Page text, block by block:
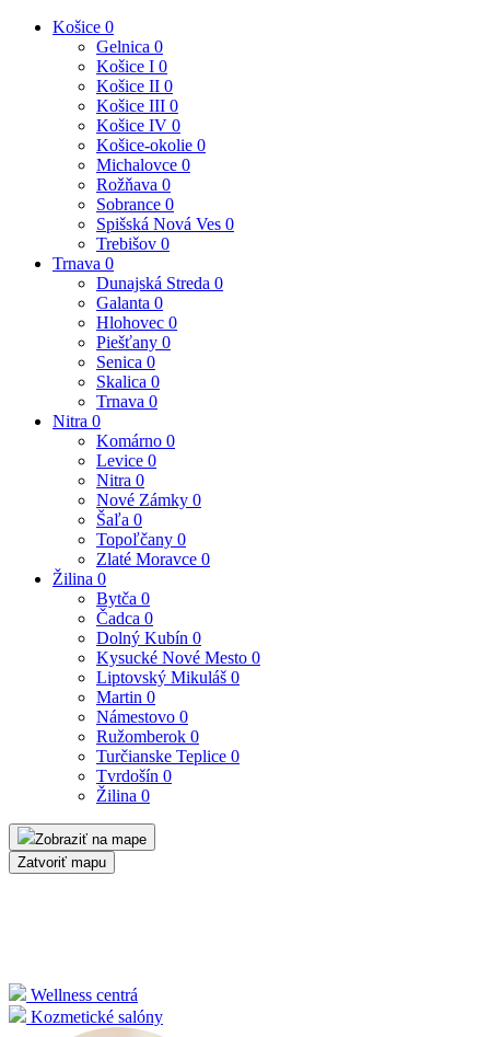
Košice 0
Gelnica 0
Košice I 0
Košice II 0
Košice III 0
Košice IV 0
Košice-okolie 0
Michalovce 0
Rožňava 0
Sobrance 0
Spišská Nová Ves 0
Trebišov 0
Trnava 0
Dunajská Streda 0
Galanta 0
Hlohovec 0
Piešťany 0
Senica 0
Skalica 0
Trnava 0
Nitra 0
Komárno 0
Levice 0
Nitra 0
Nové Zámky 0
Šaľa 0
Topoľčany 0
Zlaté Moravce 0
Žilina 0
Bytča 0
Čadca 0
Dolný Kubín 0
Kysucké Nové Mesto 0
Liptovský Mikuláš 0
Martin 0
Námestovo 0
Ružomberok 0
Turčianske Teplice 0
Tvrdošín 0
Žilina 0
Zobraziť na mape
Zatvoriť mapu
Wellness centrá
Kozmetické salóny